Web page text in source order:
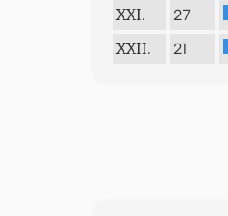
XXI. 27
XXII. 21